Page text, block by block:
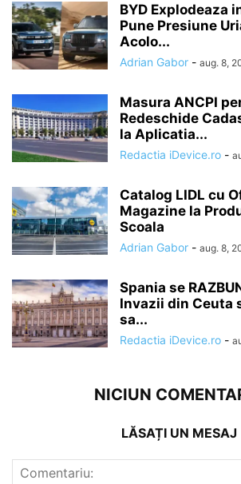
BYD Explodeaza
Pune Presiune
Acolo...
Adrian Gabor - aug. 8,
Masura ANCPI
Redeschide
la Aplicatia...
Redactia iDevice.ro -
Catalog LIDL cu
Magazine la
Scoala
Adrian Gabor - aug. 8,
Spania se
Invazii din Ceuta
sa...
Redactia iDevice.ro -
NICIUN
LĂSAȚI UN MESAJ